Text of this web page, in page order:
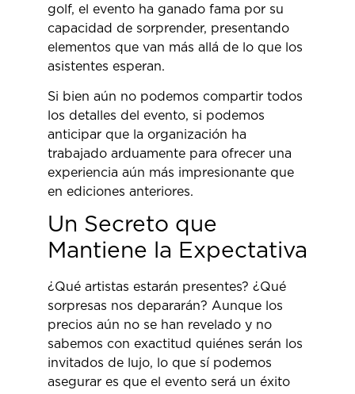
golf, el evento ha ganado fama por su
capacidad de sorprender, presentando
elementos que van más allá de lo que los
asistentes esperan.
Si bien aún no podemos compartir todos
los detalles del evento, si podemos
anticipar que la organización ha
trabajado arduamente para ofrecer una
experiencia aún más impresionante que
en ediciones anteriores.
Un Secreto que
Mantiene la Expectativa
¿Qué artistas estarán presentes? ¿Qué
sorpresas nos depararán? Aunque los
precios aún no se han revelado y no
sabemos con exactitud quiénes serán los
invitados de lujo, lo que sí podemos
asegurar es que el evento será un éxito